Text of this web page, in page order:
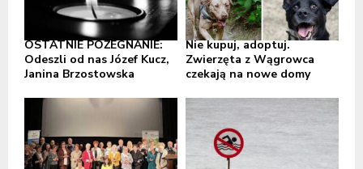
OSTATNIE POŻEGNANIE:
Odeszli od nas Józef Kucz,
Janina Brzostowska
Nie kupuj, adoptuj.
Zwierzęta z Wągrowca
czekają na nowe domy